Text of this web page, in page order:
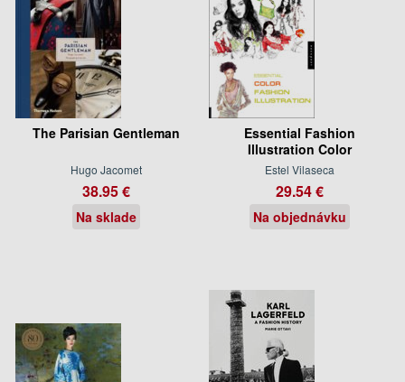
The Parisian Gentleman
Hugo Jacomet
38.95 €
Na sklade
Essential Fashion
Illustration Color
Estel Vilaseca
29.54 €
Na objednávku